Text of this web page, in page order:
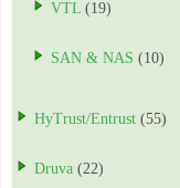
VTL (19)
SAN & NAS (10)
HyTrust/Entrust (55)
Druva (22)